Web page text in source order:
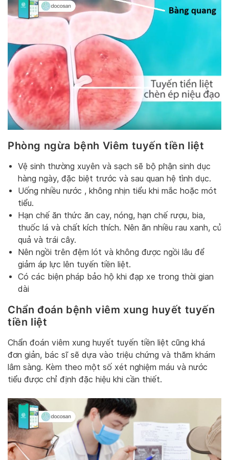
Phòng ngừa bệnh Viêm tuyến tiền liệt
Vệ sinh thường xuyên và sạch sẽ bộ phận sinh dục
hàng ngày, đặc biệt trước và sau quan hệ tình dục.
Uống nhiều nước , không nhịn tiểu khi mắc hoặc mót
tiểu.
Hạn chế ăn thức ăn cay, nóng, hạn chế rượu, bia,
thuốc lá và chất kích thích. Nên ăn nhiều rau xanh, củ
quả và trái cây.
Nên ngồi trên đệm lót và không được ngồi lâu để
giảm áp lực lên tuyến tiền liệt.
Có các biện pháp bảo hộ khi đạp xe trong thời gian
dài
Chẩn đoán bệnh viêm xung huyết tuyến
tiền liệt
Chẩn đoán viêm xung huyết tuyến tiền liệt cũng khá
đơn giản, bác sĩ sẽ dựa vào triệu chứng và thăm khám
lâm sàng. Kèm theo một số xét nghiệm máu và nước
tiểu được chỉ định đặc hiệu khi cần thiết.